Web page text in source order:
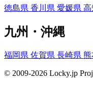
徳島県 香川県 愛媛県 高
九州・沖縄
福岡県 佐賀県 長崎県 熊
© 2009-2026 Locky.jp